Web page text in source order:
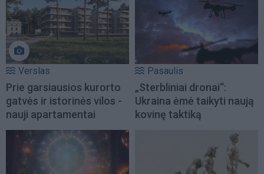
Verslas
Prie garsiausios kurorto
gatvės ir istorinės vilos -
nauji apartamentai
Pasaulis
„Sterbliniai dronai“:
Ukraina ėmė taikyti naują
kovinę taktiką